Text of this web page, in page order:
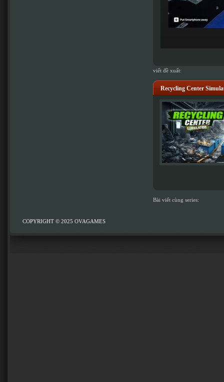
viết đề xuất:
Recycling Center
Bài viết cùng series:
COPYRIGHT © 2025 OVAGAMES